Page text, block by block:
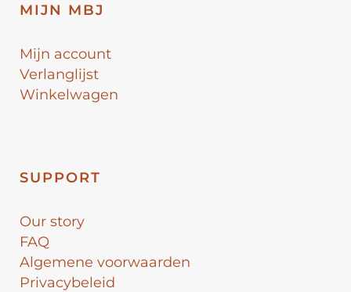
MIJN MBJ
Mijn account
Verlanglijst
Winkelwagen
SUPPORT
Our story
FAQ
Algemene voorwaarden
Privacybeleid